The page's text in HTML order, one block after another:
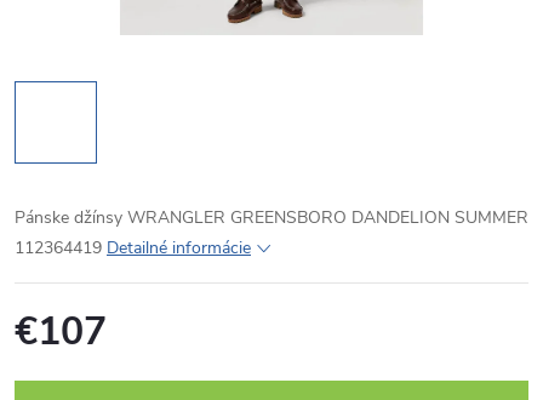
Pánske džínsy WRANGLER GREENSBORO DANDELION SUMMER
112364419 Detailné informácie
€107